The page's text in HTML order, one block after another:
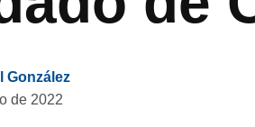
González
de 2022